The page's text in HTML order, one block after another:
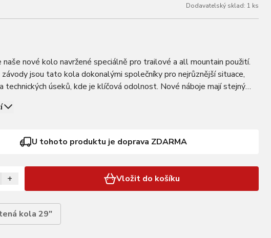
Dodavatelský sklad: 1 ks
nové kolo navržené speciálně pro trailové a all mountain použití.
jsou tato kola dokonalými společníky pro nejrůznější situace,
technických úseků, kde je klíčová odolnost. Nové náboje mají stejný
U tohoto produktu je doprava ZDARMA
+ Vložit do košíku
kola 29"